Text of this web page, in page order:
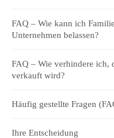
FAQ – Wie kann ich
Unternehmen belassen?
FAQ – Wie verhindere ich,
verkauft wird?
Häufig gestellte Fragen
Ihre Entscheidung